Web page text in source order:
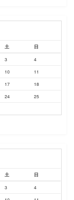
土 日
3
4
10
11
17
18
24
25
土 日
3
4